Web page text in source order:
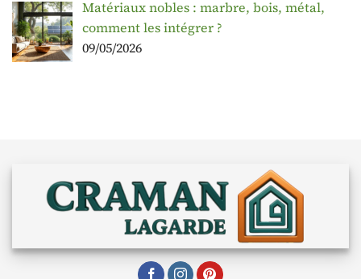
Matériaux nobles : marbre, bois, métal,
comment les intégrer ?
09/05/2026